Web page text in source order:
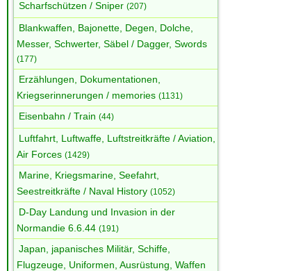
Scharfschützen / Sniper (207)
Blankwaffen, Bajonette, Degen, Dolche,
Messer, Schwerter, Säbel / Dagger, Swords
(177)
Erzählungen, Dokumentationen,
Kriegserinnerungen / memories (1131)
Eisenbahn / Train (44)
Luftfahrt, Luftwaffe, Luftstreitkräfte / Aviation,
Air Forces (1429)
Marine, Kriegsmarine, Seefahrt,
Seestreitkräfte / Naval History (1052)
D-Day Landung und Invasion in der
Normandie 6.6.44 (191)
Japan, japanisches Militär, Schiffe,
Flugzeuge, Uniformen, Ausrüstung, Waffen